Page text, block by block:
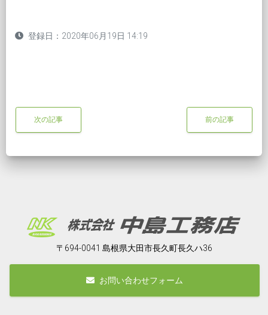
登録日：2020年06月19日 14:19
次の記事 前の記事
〒694-0041 島根県大田市長久町長久ハ36
お問い合わせフォーム